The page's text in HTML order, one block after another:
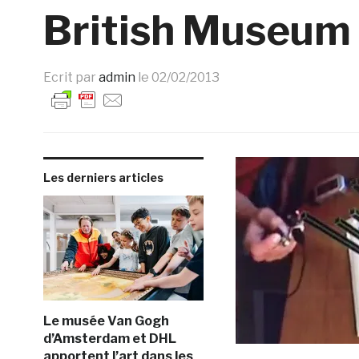
British Museum
Ecrit par admin le 02/02/2013
Les derniers articles
Le musée Van Gogh
d’Amsterdam et DHL